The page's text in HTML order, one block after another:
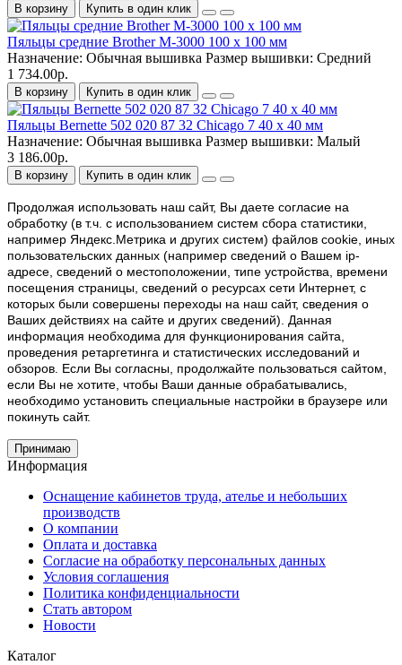
В корзину Купить в один клик
Пяльцы средние Brother M-3000 100 x 100 мм
Назначение: Обычная вышивка Размер вышивки: Средний
1 734.00р.
В корзину Купить в один клик
Пяльцы Bernette 502 020 87 32 Chicago 7 40 x 40 мм
Назначение: Обычная вышивка Размер вышивки: Малый
3 186.00р.
В корзину Купить в один клик
Продолжая использовать наш cайт, Вы даете согласие на
обработку (в т.ч. с использованием систем сбора статистики,
например Яндекс.Метрика и других систем) файлов cookie, иных
пользовательских данных (например сведений о Вашем ip-
адресе, сведений о местоположении, типе устройства, времени
посещения страницы, сведений о ресурсах сети Интернет, с
которых были совершены переходы на наш сайт, сведения о
Ваших действиях на сайте и других сведений). Данная
информация необходима для функционирования сайта,
проведения ретаргетинга и статистических исследований и
обзоров. Если Вы согласны, продолжайте пользоваться сайтом,
если Вы не хотите, чтобы Ваши данные обрабатывались,
необходимо установить специальные настройки в браузере или
покинуть сайт.
Принимаю
Информация
Оснащение кабинетов труда, ателье и небольших
производств
О компании
Оплата и доставка
Согласие на обработку персональных данных
Условия соглашения
Политика конфиденциальности
Стать автором
Новости
Каталог